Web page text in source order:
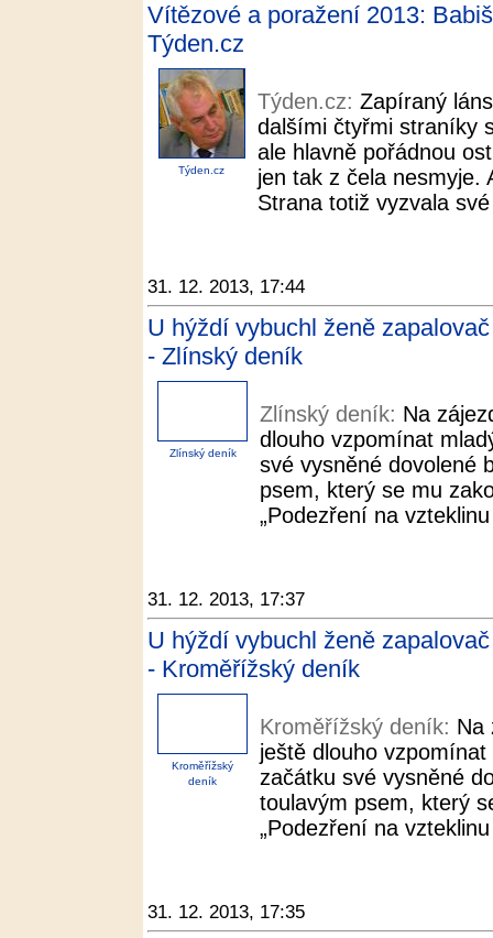
Vítězové a poražení 2013:
Týden.cz
Týden.cz
Týden.cz: Zapíraný
dalšími čtyřmi straníky
ale hlavně pořádnou
jen tak z čela nesmyje.
Strana totiž vyzvala
31. 12. 2013, 17:44
U hýždí vybuchl ženě
- Zlínský deník
Zlínský deník
Zlínský deník: Na
dlouho vzpomínat
své vysněné dovolené
psem, který se mu
„Podezření na
31. 12. 2013, 17:37
U hýždí vybuchl ženě
- Kroměřížský deník
Kroměřížský
deník
Kroměřížský deník: Na
ještě dlouho
začátku své vysněné
toulavým psem, který
„Podezření na
31. 12. 2013, 17:35